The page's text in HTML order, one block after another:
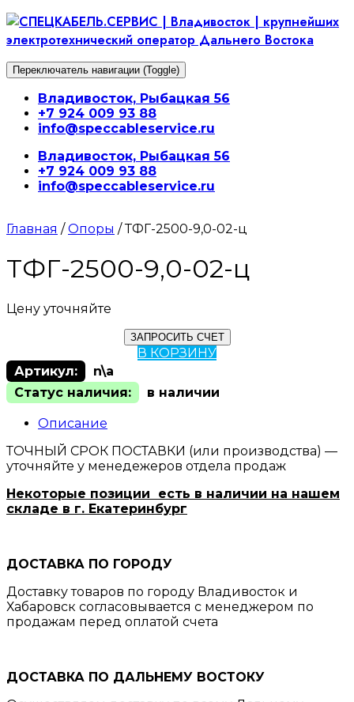
Перейти
к
содержимому
Переключатель навигации (Toggle)
Владивосток, Рыбацкая 56
+7 924 009 93 88
info@speccableservice.ru
Владивосток, Рыбацкая 56
+7 924 009 93 88
info@speccableservice.ru
Главная /Опоры / ТФГ-2500-9,0-02-ц
ТФГ-2500-9,0-02-ц
Цену уточняйте
ЗАПРОСИТЬ СЧЕТ
В КОРЗИНУ
Артикул:
n\a
Статус наличия:
в наличии
Описание
ТОЧНЫЙ СРОК ПОСТАВКИ (или производства) —
уточняйте у менедежеров отдела продаж
Некоторые позиции есть в наличии на нашем
складе в г. Екатеринбург
ДОСТАВКА ПО ГОРОДУ
Доставку товаров по городу Владивосток и
Хабаровск согласовывается с менеджером по
продажам перед оплатой счета
ДОСТАВКА ПО ДАЛЬНЕМУ ВОСТОКУ